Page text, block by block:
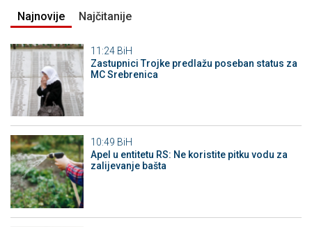
Najnovije Najčitanije
11:24 BiH
Zastupnici Trojke predlažu poseban status za
MC Srebrenica
10:49 BiH
Apel u entitetu RS: Ne koristite pitku vodu za
zalijevanje bašta